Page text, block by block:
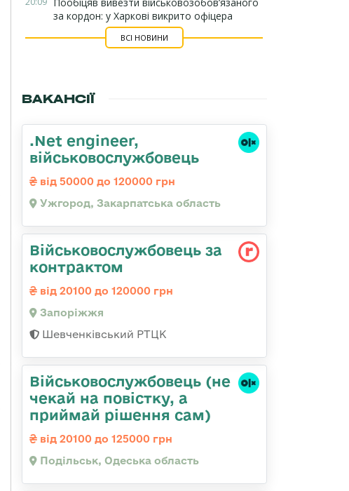
за кордон: у Харкові викрито офіцера
ВСІ НОВИНИ
ВАКАНСІЇ
.Net engineer,
військовослужбовець
від 50000 до 120000 грн
Ужгород, Закарпатська область
Військовослужбовець за
контрактом
від 20100 до 120000 грн
Запоріжжя
Шевченківський РТЦК
Військовослужбовець (не
чекай на повістку, а
приймай рішення сам)
від 20100 до 125000 грн
Подільськ, Одеська область